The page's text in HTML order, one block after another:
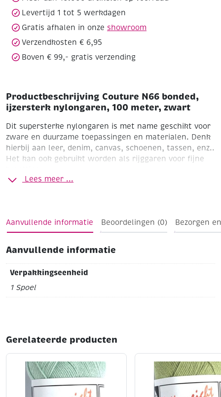
zwart
Levertijd 1 tot 5 werkdagen
Gratis afhalen in onze showroom
Verzendkosten € 6,95
Boven € 99,- gratis verzending
Productbeschrijving Couture N66 bonded,
ijzersterk nylongaren, 100 meter, zwart
Dit supersterke nylongaren is met name geschikt voor
zware en duurzame toepassingen en materialen. Denk
hierbij aan leer, denim, canvas, schoenen, tassen, enz..
Het kan ook gebruikt worden als rijggaren voor fijne
Lees meer ...
Aanvullende informatie Beoordelingen (0) Bezorgen
Aanvullende informatie
Verpakkingseenheid
1 Spoel
Gerelateerde producten